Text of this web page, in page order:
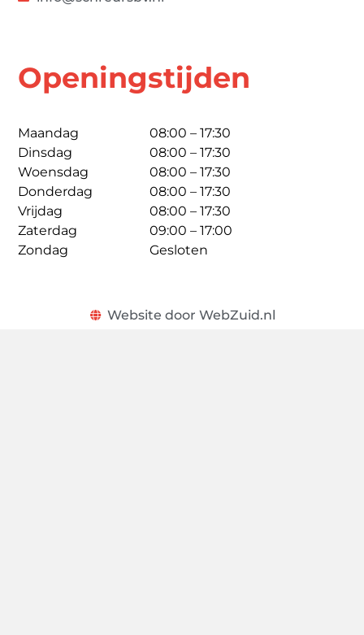
Openingstijden
Maandag
Dinsdag
Woensdag
Donderdag
Vrijdag
Zaterdag
Zondag
08:00 – 17:30
08:00 – 17:30
08:00 – 17:30
08:00 – 17:30
08:00 – 17:30
09:00 – 17:00
Gesloten
Website door WebZuid.nl